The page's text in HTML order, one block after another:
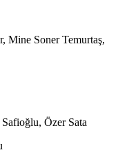
Mine Soner Temurtaş,
Özer Sata